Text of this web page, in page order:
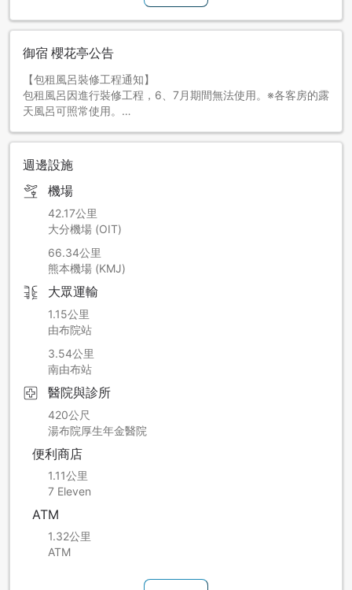
御宿 櫻花亭公告
【包租風呂裝修工程通知】
包租風呂因進行裝修工程，6、7月期間無法使用。※各客房的露
天風呂可照常使用。
週邊設施
機場
42.17公里
大分機場 (OIT)
66.34公里
熊本機場 (KMJ)
大眾運輸
1.15公里
由布院站
3.54公里
南由布站
醫院與診所
420公尺
湯布院厚生年金醫院
便利商店
1.11公里
7 Eleven
ATM
1.32公里
ATM